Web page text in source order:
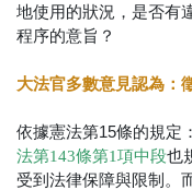
地使用的狀況，是否有
程序的意旨？
大法官多數意見認為：
依據憲法第15條的規定
法第143條第1項中段也
受到法律保障與限制。